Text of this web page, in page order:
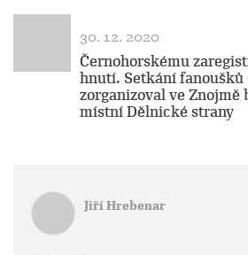
30. 12. 2020
Černohorskému
hnutí. Setkání fanoušků
zorganizoval ve Znojmě
místní Dělnické strany
Jiří Hrebenar